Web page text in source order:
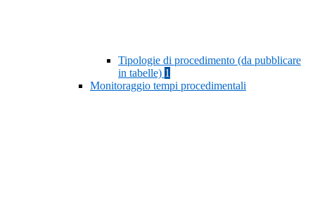
Tipologie di procedimento (da pubblicare
in tabelle) 1
Monitoraggio tempi procedimentali